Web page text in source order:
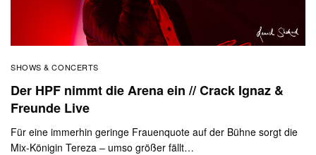
SHOWS & CONCERTS
Der HPF nimmt die Arena ein // Crack Ignaz &
Freunde Live
Für eine immerhin geringe Frauenquote auf der Bühne sorgt die
Mix-Königin Tereza – umso größer fällt…